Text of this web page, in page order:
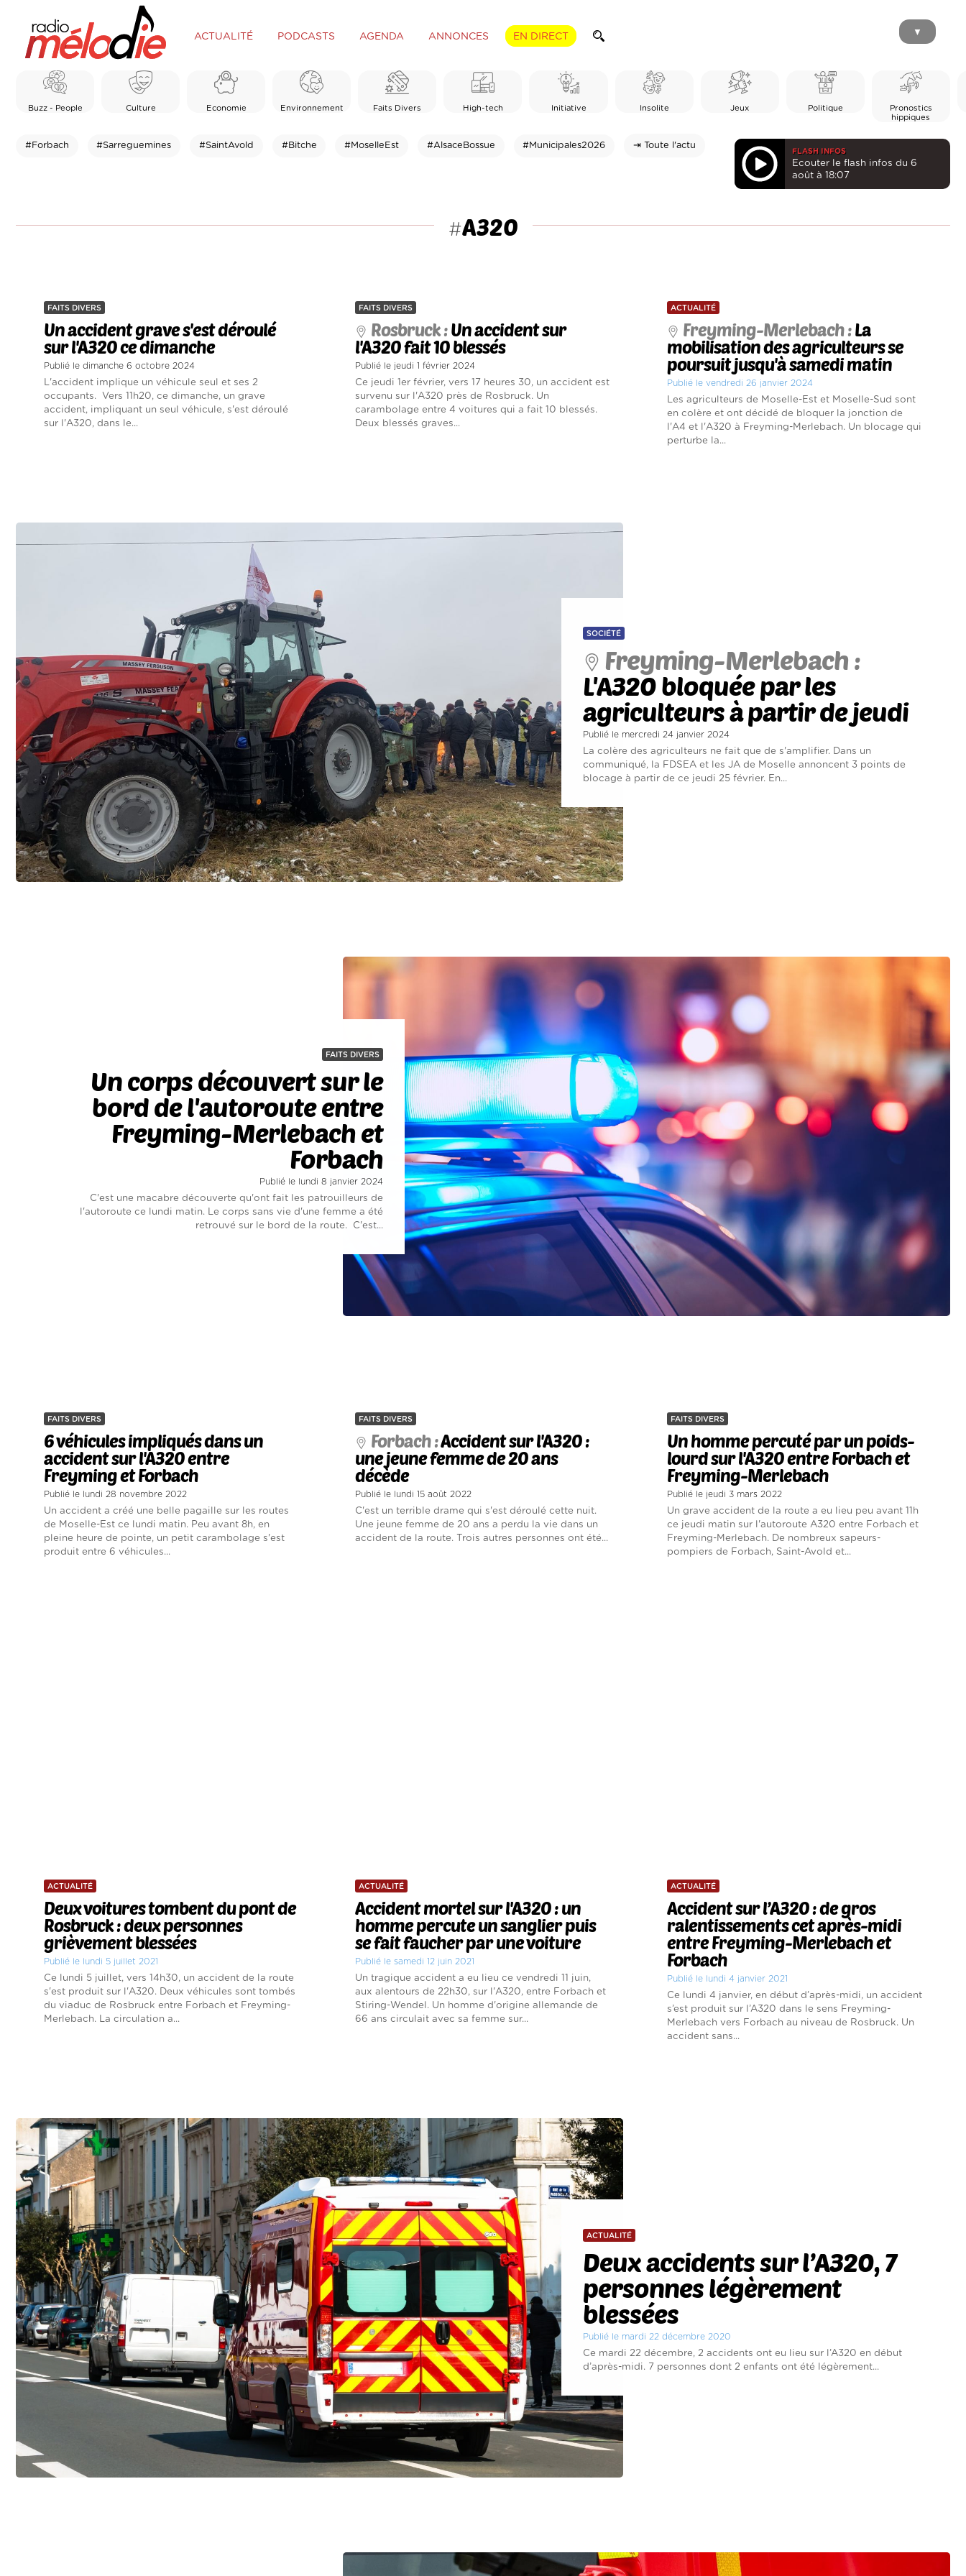
ACTUALITÉ PODCASTS AGENDA ANNONCES EN DIRECT ▼
Buzz - People Culture Economie Environnement Faits Divers High-tech Initiative Insolite Jeux Politique
Pronostics
hippiques
#Forbach #Sarreguemines #SaintAvold #Bitche #MoselleEst #AlsaceBossue #Municipales2026 ⇥ Toute l'actu
FLASH INFOS
Ecouter le flash infos du 6
août à 18:07
#A320
FAITS DIVERS
Un accident grave s'est déroulé
sur l'A320 ce dimanche
Publié le dimanche 6 octobre 2024
L'accident implique un véhicule seul et ses 2
occupants. Vers 11h20, ce dimanche, un grave
accident, impliquant un seul véhicule, s'est déroulé
sur l'A320, dans le...
FAITS DIVERS
Rosbruck :Un accident sur
l'A320 fait 10 blessés
Publié le jeudi 1 février 2024
Ce jeudi 1er février, vers 17 heures 30, un accident est
survenu sur l'A320 près de Rosbruck. Un
carambolage entre 4 voitures qui a fait 10 blessés.
Deux blessés graves...
ACTUALITÉ
Freyming-Merlebach :La
mobilisation des agriculteurs se
poursuit jusqu'à samedi matin
Publié le vendredi 26 janvier 2024
Les agriculteurs de Moselle-Est et Moselle-Sud sont
en colère et ont décidé de bloquer la jonction de
l'A4 et l'A320 à Freyming-Merlebach. Un blocage qui
perturbe la...
SOCIÉTÉ
Freyming-Merlebach :
L'A320 bloquée par les
agriculteurs à partir de jeudi
Publié le mercredi 24 janvier 2024
La colère des agriculteurs ne fait que de s'amplifier. Dans un
communiqué, la FDSEA et les JA de Moselle annoncent 3 points de
blocage à partir de ce jeudi 25 février. En...
FAITS DIVERS
Un corps découvert sur le
bord de l'autoroute entre
Freyming-Merlebach et
Forbach
Publié le lundi 8 janvier 2024
C'est une macabre découverte qu'ont fait les patrouilleurs de
l'autoroute ce lundi matin. Le corps sans vie d'une femme a été
retrouvé sur le bord de la route. C'est...
FAITS DIVERS
6 véhicules impliqués dans un
accident sur l'A320 entre
Freyming et Forbach
Publié le lundi 28 novembre 2022
Un accident a créé une belle pagaille sur les routes
de Moselle-Est ce lundi matin. Peu avant 8h, en
pleine heure de pointe, un petit carambolage s'est
produit entre 6 véhicules...
FAITS DIVERS
Forbach :Accident sur l'A320 :
une jeune femme de 20 ans
décède
Publié le lundi 15 août 2022
C'est un terrible drame qui s'est déroulé cette nuit.
Une jeune femme de 20 ans a perdu la vie dans un
accident de la route. Trois autres personnes ont été...
FAITS DIVERS
Un homme percuté par un poids-
lourd sur l'A320 entre Forbach et
Freyming-Merlebach
Publié le jeudi 3 mars 2022
Un grave accident de la route a eu lieu peu avant 11h
ce jeudi matin sur l'autoroute A320 entre Forbach et
Freyming-Merlebach. De nombreux sapeurs-
pompiers de Forbach, Saint-Avold et...
ACTUALITÉ
Deux voitures tombent du pont de
Rosbruck : deux personnes
grièvement blessées
Publié le lundi 5 juillet 2021
Ce lundi 5 juillet, vers 14h30, un accident de la route
s'est produit sur l'A320. Deux véhicules sont tombés
du viaduc de Rosbruck entre Forbach et Freyming-
Merlebach. La circulation a...
ACTUALITÉ
Accident mortel sur l'A320 : un
homme percute un sanglier puis
se fait faucher par une voiture
Publié le samedi 12 juin 2021
Un tragique accident a eu lieu ce vendredi 11 juin,
aux alentours de 22h30, sur l'A320, entre Forbach et
Stiring-Wendel. Un homme d'origine allemande de
66 ans circulait avec sa femme sur...
ACTUALITÉ
Accident sur l’A320 : de gros
ralentissements cet après-midi
entre Freyming-Merlebach et
Forbach
Publié le lundi 4 janvier 2021
Ce lundi 4 janvier, en début d’après-midi, un accident
s’est produit sur l’A320 dans le sens Freyming-
Merlebach vers Forbach au niveau de Rosbruck. Un
accident sans...
ACTUALITÉ
Deux accidents sur l’A320, 7
personnes légèrement
blessées
Publié le mardi 22 décembre 2020
Ce mardi 22 décembre, 2 accidents ont eu lieu sur l’A320 en début
d’après-midi. 7 personnes dont 2 enfants ont été légèrement...